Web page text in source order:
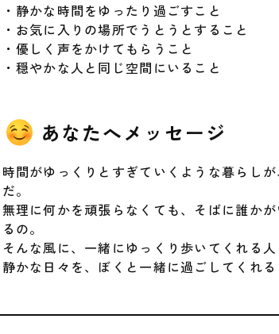
・静かな時間をゆったり過ごすこと
・お気に入りの場所でうとうとすること
・優しく声をかけてもらうこと
・穏やかな人と同じ空間にいること
あなたへメッセージ
時間がゆっくりとすぎていくような暮らし
だ。
無理に何かを頑張らなくても、そばに誰か
るの。
そんな風に、一緒にゆっくり歩いてくれる
静かな日々を、ぼくと一緒に過ごしてくれる